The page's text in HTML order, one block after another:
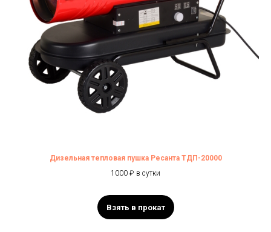
Дизельная тепловая пушка Ресанта ТДП-20000
1000 ₽ в сутки
Взять в прокат